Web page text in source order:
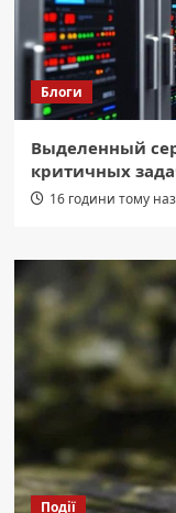
Блоги
Выделенный
критичных
16 години тому
Події